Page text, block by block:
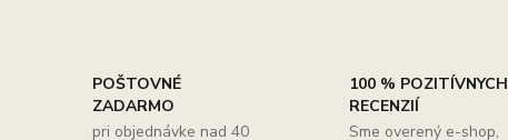
POŠTOVNÉ
ZADARMO
pri objednávke nad 40
100 % POZITÍVNYCH
RECENZIÍ
Sme overený e-shop,